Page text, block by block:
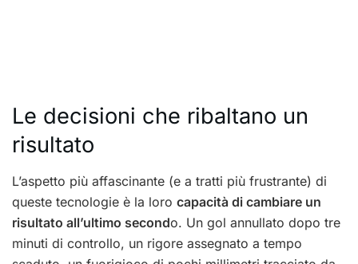
Le decisioni che ribaltano un
risultato
L’aspetto più affascinante (e a tratti più frustrante) di
queste tecnologie è la loro capacità di cambiare un
risultato all’ultimo secondo. Un gol annullato dopo tre
minuti di controllo, un rigore assegnato a tempo